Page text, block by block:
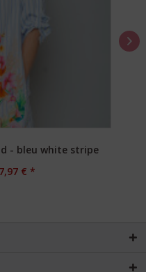
- bleu white stripe
€ *